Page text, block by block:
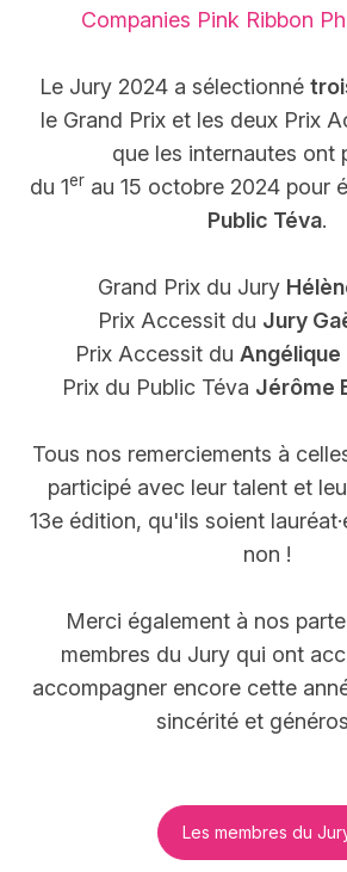
Companies Pink Ribbon
Le Jury 2024 a sélectionné
le Grand Prix et les deux Prix
que les internautes ont
du 1er au 15 octobre 2024 pour
Public Téva.
Grand Prix du Jury
Prix Accessit du Jury
Prix Accessit du Angélique
Prix du Public Téva Jérôme
Tous nos remerciements à
participé avec leur talent et
13e édition, qu'ils soient
non !
Merci également à nos
membres du Jury qui ont
accompagner encore cette
sincérité et
Les membres du